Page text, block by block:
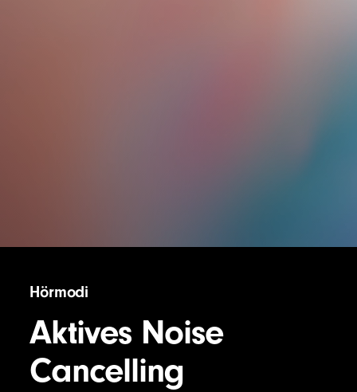
Hörmodi
Aktives Noise
Cancelling